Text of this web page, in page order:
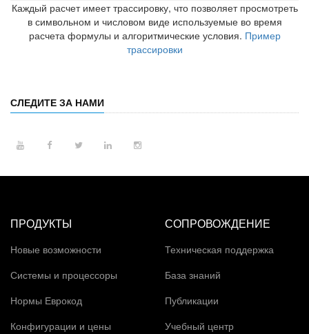
Каждый расчет имеет трассировку, что позволяет просмотреть
в символьном и числовом виде используемые во время
расчета формулы и алгоритмические условия. Пример
трассировки
СЛЕДИТЕ ЗА НАМИ
ПРОДУКТЫ
Новые возможности
Системы и процессоры
Нормы Еврокод
Конфигурации и цены
СОПРОВОЖДЕНИЕ
Техническая поддержка
База знаний
Публикации
Учебный центр